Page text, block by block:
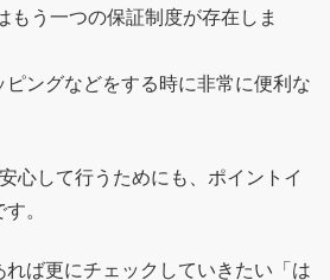
もう一つの保証制度が存在しま
ピングなどをする時に非常に便利な
心して行うためにも、ポイントイ
。
ば更にチェックしていきたい「は